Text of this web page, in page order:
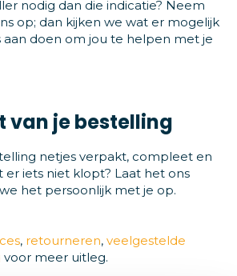
nodig dan die indicatie? Neem
op; dan kijken we wat er mogelijk
aan doen om jou te helpen met je
van je bestelling
netjes verpakt, compleet en
er iets niet klopt? Laat het ons
het persoonlijk met je op.
, retourneren, veelgestelde
voor meer uitleg.